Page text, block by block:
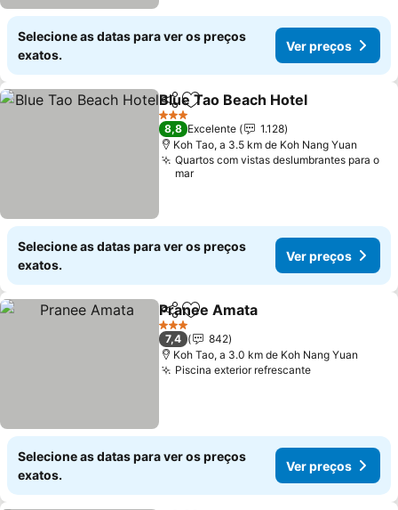
Selecione as datas para ver os preços
exatos.
Ver preços
PartilharAdicionar aos favoritos
Blue Tao Beach Hotel
3 Estrelas
8,8 Excelente
1.128
Koh Tao, a 3.5 km de Koh Nang Yuan
Quartos com vistas deslumbrantes para o
mar
Selecione as datas para ver os preços
exatos.
Ver preços
PartilharAdicionar aos favoritos
Pranee Amata
3 Estrelas
7,4
842
Koh Tao, a 3.0 km de Koh Nang Yuan
Piscina exterior refrescante
Selecione as datas para ver os preços
exatos.
Ver preços